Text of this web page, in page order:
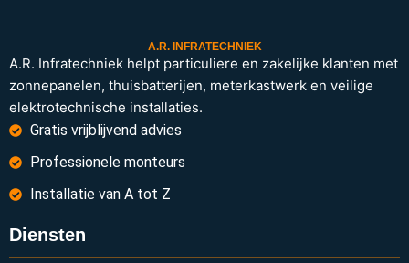
A.R. INFRATECHNIEK
A.R. Infratechniek helpt particuliere en zakelijke klanten met
zonnepanelen, thuisbatterijen, meterkastwerk en veilige
elektrotechnische installaties.
Gratis vrijblijvend advies
Professionele monteurs
Installatie van A tot Z
Diensten